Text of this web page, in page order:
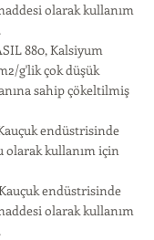
olarak kullanım
880, Kalsiyum
g'lik çok düşük
sahip çökeltilmiş
endüstrisinde
olarak kullanım için
endüstrisinde
olarak kullanım